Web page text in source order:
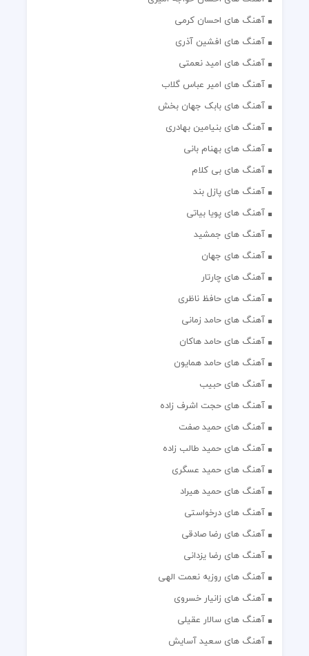
آهنگ های احسان کرمی
آهنگ های افشین آذری
آهنگ های امید نعمتی
آهنگ های امیر عباس گلاب
آهنگ های بابک جهان بخش
آهنگ های بنیامین بهادری
آهنگ های بهنام بانی
آهنگ های بی کلام
آهنگ های پازل بند
آهنگ های پویا بیاتی
آهنگ های جمشید
آهنگ های جهان
آهنگ های چارتار
آهنگ های حافظ ناظری
آهنگ های حامد زمانی
آهنگ های حامد هاکان
آهنگ های حامد همایون
آهنگ های حبیب
آهنگ های حجت اشرف زاده
آهنگ های حمید صفت
آهنگ های حمید طالب زاده
آهنگ های حمید عسگری
آهنگ های حمید هیراد
آهنگ های درخواستی
آهنگ های رضا صادقی
آهنگ های رضا یزدانی
آهنگ های روزبه نعمت الهی
آهنگ های زانیار خسروی
آهنگ های سالار عقیلی
آهنگ های سعید آسایش